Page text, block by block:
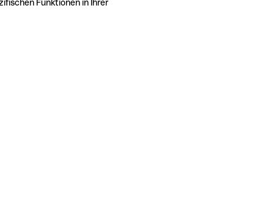
Funktionen in Ihrer